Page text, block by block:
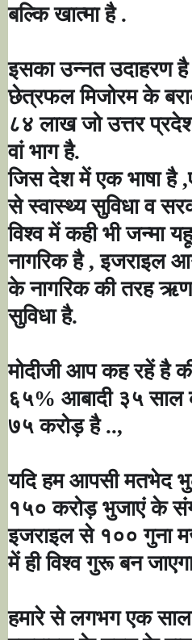
बल्कि खात्मा है .
इसका उन्नत उदाहरण
छेत्रफल मिजोरम के
८४ लाख जो उत्तर
वां भाग है.
जिस देश में एक भाषा है ,
से स्वास्थ्य सुविधा व
विश्व में कही भी जन्मा
नागरिक है ,इजराइल
के नागरिक की तरह ऋण
सुविधा है.
मोदीजी आप कह रहें है
६५% आबादी ३५ साल
७५ करोड़ है ..,
यदि हम आपसी मतभेद
१५० करोड़ भुजाएं के
इजराइल से १०० गुना
में ही विश्व गुरू बन
हमारे से लगभग एक साल